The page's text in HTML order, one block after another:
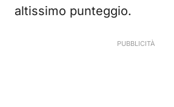
altissimo punteggio.